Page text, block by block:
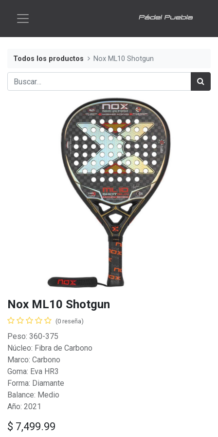
Todos los productos Nox ML10 Shotgun
Nox ML10 Shotgun
(0 reseña)
Peso: 360-375
Núcleo: Fibra de Carbono
Marco: Carbono
Goma: Eva HR3
Forma: Diamante
Balance: Medio
Año: 2021
$ 7,499.99